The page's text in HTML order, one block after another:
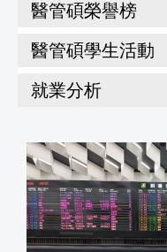
醫管碩榮譽榜
醫管碩學生活動
就業分析